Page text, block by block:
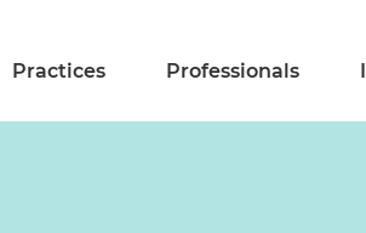
Practices Professionals